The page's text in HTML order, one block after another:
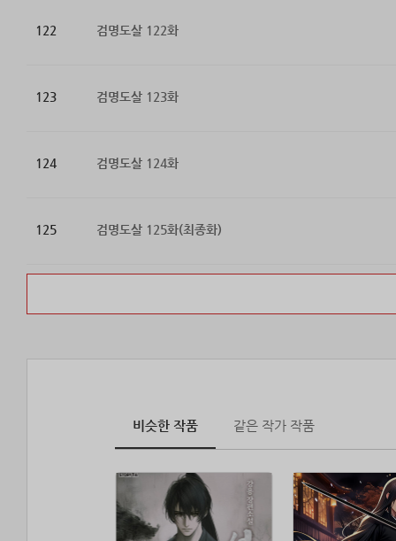
122 검명도살 122화
123 검명도살 123화
124 검명도살 124화
125 검명도살 125화(최종화)
비슷한 작품 같은 작가 작품